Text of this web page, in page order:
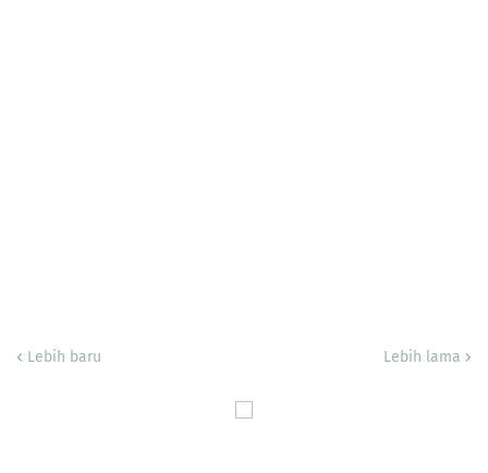
Lebih baru Lebih lama